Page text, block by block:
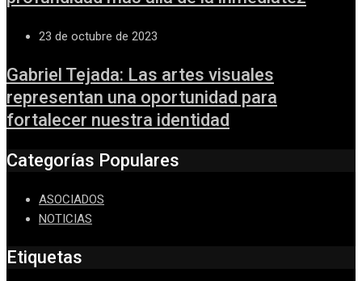
23 de octubre de 2023
Gabriel Tejada: Las artes visuales
representan una oportunidad para
fortalecer nuestra identidad
Categorías Populares
ASOCIADOS
NOTICIAS
Etiquetas